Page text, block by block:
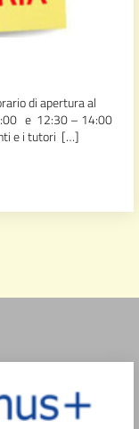
di apertura al
e 12:30 – 14:00
e i tutori […]